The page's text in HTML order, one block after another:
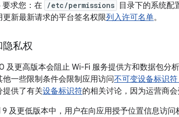
要求您：在 /etc/permissions
目录下的系统配
更新最新请求的平台签名权限列入许可名单。
私权
及更高版本会阻止 Wi-Fi 服务提供方和数据包分
他一些限制条件会限制应用访问不可变设备标识符
提供了有关设备标识符的相关讨论，因为运营商会
9 及更低版本中，用户在向应用授予位置信息访